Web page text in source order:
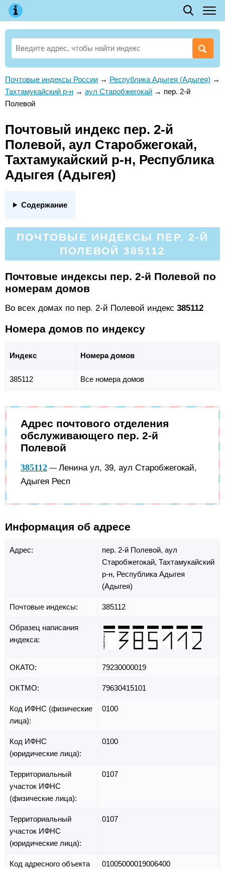
Почтовые индексы России → Республика Адыгея (Адыгея) →
Тахтамукайский р-н → аул Старобжегокай → пер. 2-й
Полевой
Почтовый индекс пер. 2-й
Полевой, аул Старобжегокай,
Тахтамукайский р-н, Республика
Адыгея (Адыгея)
Содержание
ПОЧТОВЫЕ ИНДЕКСЫ ПЕР. 2-Й
ПОЛЕВОЙ 385112
Почтовые индексы пер. 2-й Полевой по
номерам домов
Во всех домах по пер. 2-й Полевой индекс 385112
Номера домов по индексу
Индекс Номера домов
385112 Все номера домов
Адрес почтового отделения
обслуживающего пер. 2-й
Полевой
385112 — Ленина ул, 39, аул Старобжегокай,
Адыгея Респ
Информация об адресе
Адрес: пер. 2-й Полевой, аул
Старобжегокай, Тахтамукайский
р-н, Республика Адыгея
(Адыгея)
Почтовые индексы: 385112
Образец написания
индекса:
ОКАТО: 79230000019
ОКТМО: 79630415101
Код ИФНС (физические
лица):
0100
Код ИФНС
(юридические лица):
0100
Территориальный
участок ИФНС
(физические лица):
0107
Территориальный
участок ИФНС
(юридические лица):
0107
Код адресного объекта
01005000019006400